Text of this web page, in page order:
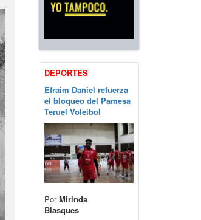
DEPORTES
Efraim Daniel refuerza
el bloqueo del Pamesa
Teruel Voleibol
PorMirinda
Blasques